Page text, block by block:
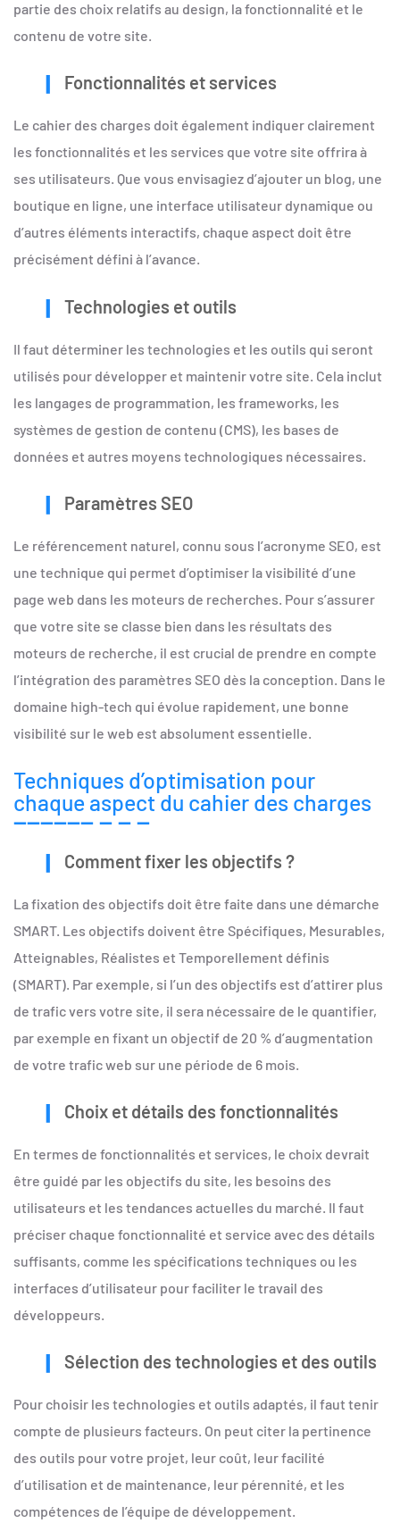
partie des choix relatifs au design, la fonctionnalité et le
contenu de votre site.
Fonctionnalités et services
Le cahier des charges doit également indiquer clairement
les fonctionnalités et les services que votre site offrira à
ses utilisateurs. Que vous envisagiez d’ajouter un blog, une
boutique en ligne, une interface utilisateur dynamique ou
d’autres éléments interactifs, chaque aspect doit être
précisément défini à l’avance.
Technologies et outils
Il faut déterminer les technologies et les outils qui seront
utilisés pour développer et maintenir votre site. Cela inclut
les langages de programmation, les frameworks, les
systèmes de gestion de contenu (CMS), les bases de
données et autres moyens technologiques nécessaires.
Paramètres SEO
Le référencement naturel, connu sous l’acronyme SEO, est
une technique qui permet d’optimiser la visibilité d’une
page web dans les moteurs de recherches. Pour s’assurer
que votre site se classe bien dans les résultats des
moteurs de recherche, il est crucial de prendre en compte
l’intégration des paramètres SEO dès la conception. Dans le
domaine high-tech qui évolue rapidement, une bonne
visibilité sur le web est absolument essentielle.
Techniques d’optimisation pour
chaque aspect du cahier des charges
Comment fixer les objectifs ?
La fixation des objectifs doit être faite dans une démarche
SMART. Les objectifs doivent être Spécifiques, Mesurables,
Atteignables, Réalistes et Temporellement définis
(SMART). Par exemple, si l’un des objectifs est d’attirer plus
de trafic vers votre site, il sera nécessaire de le quantifier,
par exemple en fixant un objectif de 20 % d’augmentation
de votre trafic web sur une période de 6 mois.
Choix et détails des fonctionnalités
En termes de fonctionnalités et services, le choix devrait
être guidé par les objectifs du site, les besoins des
utilisateurs et les tendances actuelles du marché. Il faut
préciser chaque fonctionnalité et service avec des détails
suffisants, comme les spécifications techniques ou les
interfaces d’utilisateur pour faciliter le travail des
développeurs.
Sélection des technologies et des outils
Pour choisir les technologies et outils adaptés, il faut tenir
compte de plusieurs facteurs. On peut citer la pertinence
des outils pour votre projet, leur coût, leur facilité
d’utilisation et de maintenance, leur pérennité, et les
compétences de l’équipe de développement.